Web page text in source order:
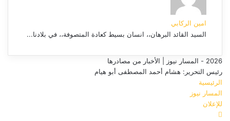
امين الركابي
السيد القائد البرهان،، انسان بسيط كعادة المتصوفة،، في بلادنا...
2026 - المسار نيوز | الأخبار من مصادرها
رئيس التحرير: هشام أحمد المصطفى أبو هيام
الرئيسية
المسار نيوز
للإعلان